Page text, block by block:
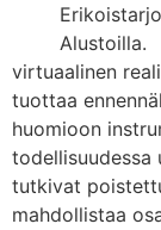
Alustoilla.
virtuaalinen
tuottaa
huomioon
todellisuudessa
tutkivat
mahdollistaa